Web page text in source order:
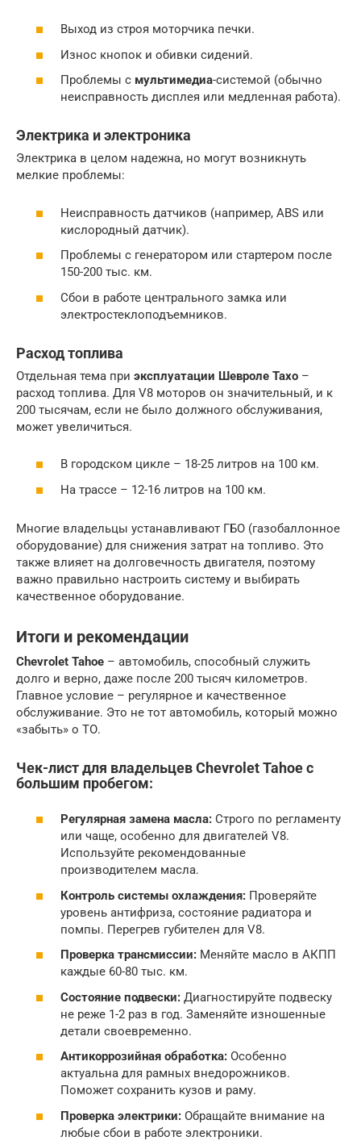
Выход из строя моторчика печки.
Износ кнопок и обивки сидений.
Проблемы с мультимедиа-системой (обычно
неисправность дисплея или медленная работа).
Электрика и электроника
Электрика в целом надежна, но могут возникнуть
мелкие проблемы:
Неисправность датчиков (например, ABS или
кислородный датчик).
Проблемы с генератором или стартером после
150-200 тыс. км.
Сбои в работе центрального замка или
электростеклоподъемников.
Расход топлива
Отдельная тема при эксплуатации Шевроле Тахо –
расход топлива. Для V8 моторов он значительный, и к
200 тысячам, если не было должного обслуживания,
может увеличиться.
В городском цикле – 18-25 литров на 100 км.
На трассе – 12-16 литров на 100 км.
Многие владельцы устанавливают ГБО (газобаллонное
оборудование) для снижения затрат на топливо. Это
также влияет на долговечность двигателя, поэтому
важно правильно настроить систему и выбирать
качественное оборудование.
Итоги и рекомендации
Chevrolet Tahoe – автомобиль, способный служить
долго и верно, даже после 200 тысяч километров.
Главное условие – регулярное и качественное
обслуживание. Это не тот автомобиль, который можно
«забыть» о ТО.
Чек-лист для владельцев Chevrolet Tahoe с
большим пробегом:
Регулярная замена масла: Строго по регламенту
или чаще, особенно для двигателей V8.
Используйте рекомендованные
производителем масла.
Контроль системы охлаждения: Проверяйте
уровень антифриза, состояние радиатора и
помпы. Перегрев губителен для V8.
Проверка трансмиссии: Меняйте масло в АКПП
каждые 60-80 тыс. км.
Состояние подвески: Диагностируйте подвеску
не реже 1-2 раз в год. Заменяйте изношенные
детали своевременно.
Антикоррозийная обработка: Особенно
актуальна для рамных внедорожников.
Поможет сохранить кузов и раму.
Проверка электрики: Обращайте внимание на
любые сбои в работе электроники.